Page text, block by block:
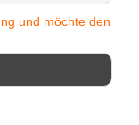
und möchte den